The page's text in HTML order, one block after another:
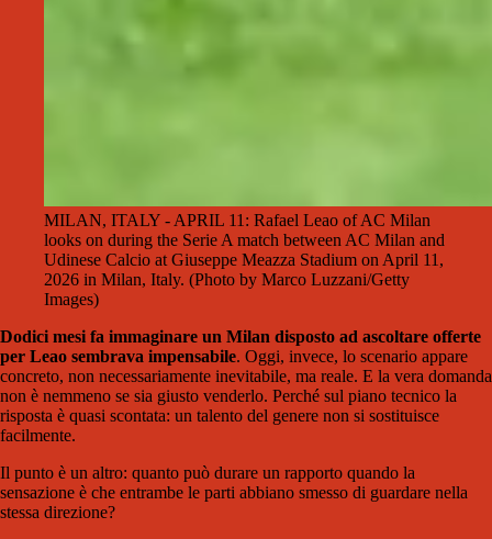
MILAN, ITALY - APRIL 11: Rafael Leao of AC Milan
looks on during the Serie A match between AC Milan and
Udinese Calcio at Giuseppe Meazza Stadium on April 11,
2026 in Milan, Italy. (Photo by Marco Luzzani/Getty
Images)
Dodici mesi fa immaginare un Milan disposto ad ascoltare offerte
per Leao sembrava impensabile. Oggi, invece, lo scenario appare
concreto, non necessariamente inevitabile, ma reale. E la vera domanda
non è nemmeno se sia giusto venderlo. Perché sul piano tecnico la
risposta è quasi scontata: un talento del genere non si sostituisce
facilmente.
Il punto è un altro: quanto può durare un rapporto quando la
sensazione è che entrambe le parti abbiano smesso di guardare nella
stessa direzione?